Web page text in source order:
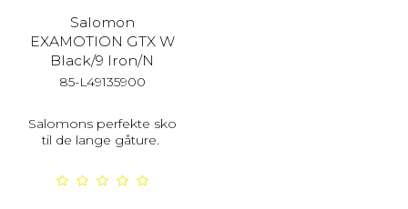
Salomon
EXAMOTION GTX W
Black/9 Iron/N
85-L49135900
Salomons perfekte sko
til de lange gåture.